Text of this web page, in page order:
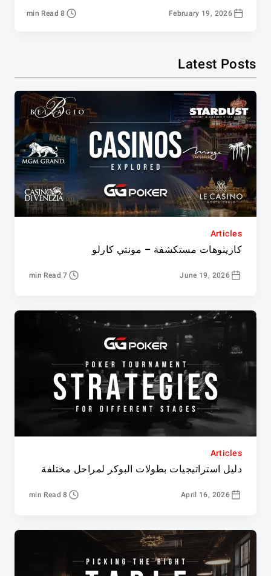
February 19, 2026
8 min Read
Latest Posts
Articles
كازينوهات مستكشفة – مونتي كارلو
June 19, 2026
7 min Read
Articles
دليل استراتيجيات بطولات البوكر لمراحل مختلفة
April 16, 2026
8 min Read